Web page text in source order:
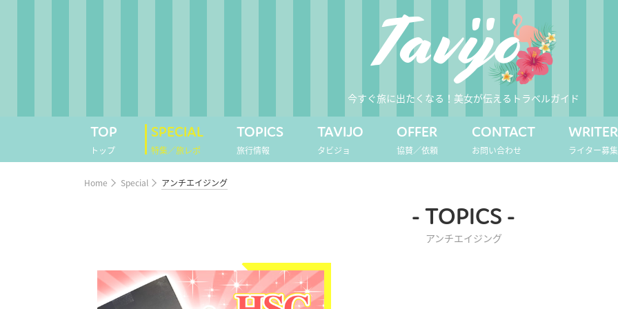
今すぐ旅に出たくなる！美女が伝えるトラベルガイド
TOP
トップ
SPECIAL
特集／旅レポ
TOPICS
旅行情報
TAVIJO
タビジョ
OFFER
協賛／依頼
CONTACT
お問い合わせ
WRITER
ライター募集
Home Special アンチエイジング
- TOPICS -
アンチエイジング